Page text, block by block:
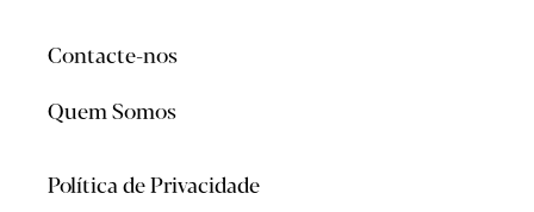
Contacte-nos
Quem Somos
Política de Privacidade